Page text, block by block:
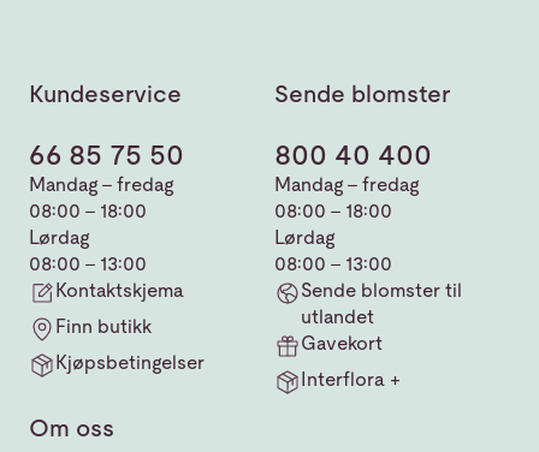
Kundeservice
66 85 75 50
Mandag - fredag
08:00 - 18:00
Lørdag
08:00 - 13:00
Kontaktskjema
Finn butikk
Kjøpsbetingelser
Sende blomster
800 40 400
Mandag - fredag
08:00 - 18:00
Lørdag
08:00 - 13:00
Sende blomster til
utlandet
Gavekort
Interflora +
Om oss